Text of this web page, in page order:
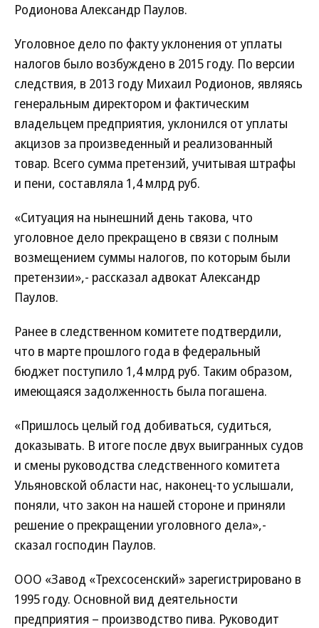
Родионова Александр Паулов.
Уголовное дело по факту уклонения от уплаты
налогов было возбуждено в 2015 году. По версии
следствия, в 2013 году Михаил Родионов, являясь
генеральным директором и фактическим
владельцем предприятия, уклонился от уплаты
акцизов за произведенный и реализованный
товар. Всего сумма претензий, учитывая штрафы
и пени, составляла 1,4 млрд руб.
«Ситуация на нынешний день такова, что
уголовное дело прекращено в связи с полным
возмещением суммы налогов, по которым были
претензии»,- рассказал адвокат Александр
Паулов.
Ранее в следственном комитете подтвердили,
что в марте прошлого года в федеральный
бюджет поступило 1,4 млрд руб. Таким образом,
имеющаяся задолженность была погашена.
«Пришлось целый год добиваться, судиться,
доказывать. В итоге после двух выигранных судов
и смены руководства следственного комитета
Ульяновской области нас, наконец-то услышали,
поняли, что закон на нашей стороне и приняли
решение о прекращении уголовного дела»,-
сказал господин Паулов.
ООО «Завод «Трехсосенский» зарегистрировано в
1995 году. Основной вид деятельности
предприятия – производство пива. Руководит